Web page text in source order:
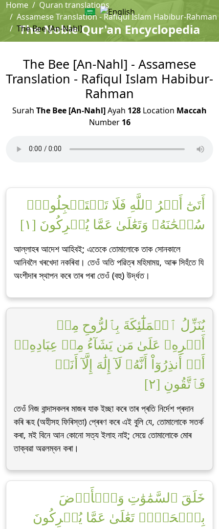
The Noble Qur'an Encyclopedia
Home
Quran translations
Assamese Translation - Rafiqul Islam Habibur-Rahman
The Bee [An-Nahl]
The Bee [An-Nahl] - Assamese
Translation - Rafiqul Islam Habibur-
Rahman
Surah The Bee [An-Nahl]Ayah 128 Location Maccah
Number 16
أَتَىٰٓ أَمۡرُ ٱللَّهِ فَلَا تَسۡتَعۡجِلُوهُۚ
سُبۡحَٰنَهُۥ وَتَعَٰلَىٰ عَمَّا يُشۡرِكُونَ [١]
আল্লাহৰ আদেশ আহিবই; এতেকে তোমালোকে তাক সোনকালে
আনিবলৈ খৰখেদা নকৰিবা। তেওঁ অতি পৱিত্ৰ মহিমাময়, আৰু সিহঁতে যি
অংশীদাৰ স্থাপন কৰে তাৰ পৰা তেওঁ (বহু) উৰ্দ্ধত।
يُنَزِّلُ ٱلۡمَلَٰٓئِكَةَ بِٱلرُّوحِ مِنۡ
أَمۡرِهِۦ عَلَىٰ مَن يَشَآءُ مِنۡ عِبَادِهِۦٓ
أَنۡ أَنذِرُوٓاْ أَنَّهُۥ لَآ إِلَٰهَ إِلَّآ أَنَا۠
فَٱتَّقُونِ [٢]
তেওঁ নিজ বান্দাসকলৰ মাজৰ যাক ইচ্ছা কৰে তাৰ প্ৰতি নিৰ্দেশ প্ৰদান
কৰি ৰূহ (অহীসহ ফিৰিস্তা) প্ৰেৰণ কৰে এই বুলি যে, তোমালোকে সতৰ্ক
কৰা, মই বিনে আন কোনো সত্য ইলাহ নাই; সেয়ে তোমালোকে মোৰ
তাক্বৱা অৱলম্বন কৰা।
خَلَقَ ٱلسَّمَٰوَٰتِ وَٱلۡأَرۡضَ
بِٱلۡحَقِّۚ تَعَٰلَىٰ عَمَّا يُشۡرِكُونَ